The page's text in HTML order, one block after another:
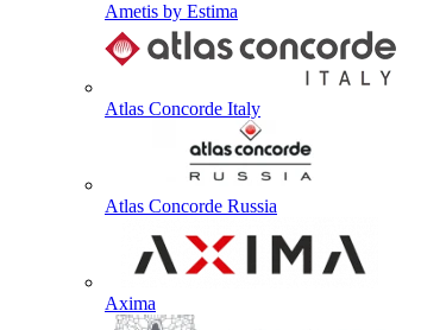
Ametis by Estima
Atlas Concorde Italy
Atlas Concorde Russia
Axima